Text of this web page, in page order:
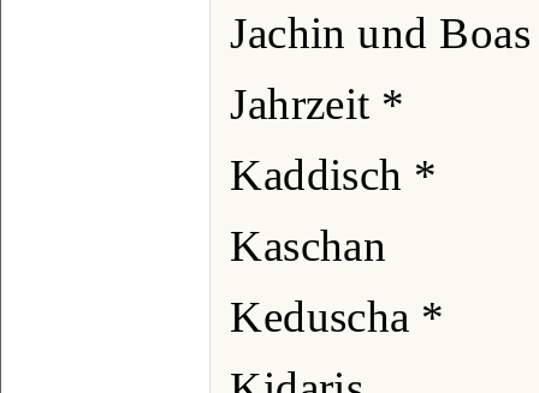
Jachin und Boas
Jahrzeit *
Kaddisch *
Kaschan
Keduscha *